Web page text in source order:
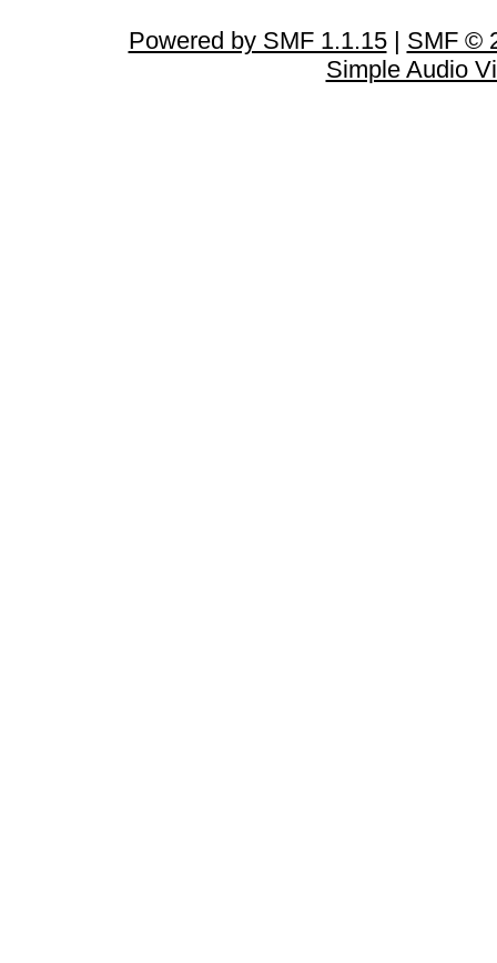
Powered by SMF 1.1.15| SMF ©
Simple Audio